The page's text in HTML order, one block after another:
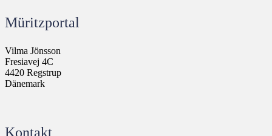
Müritzportal
Vilma Jönsson
Fresiavej 4C
4420 Regstrup
Dänemark
Kontakt